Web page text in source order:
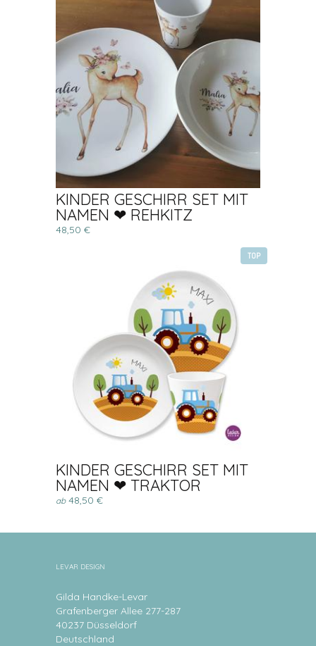
KINDER GESCHIRR SET MIT
NAMEN ❤ REHKITZ
48,50 €
TOP
KINDER GESCHIRR SET MIT
NAMEN ❤ TRAKTOR
ab48,50 €
LEVAR DESIGN
Gilda Handke-Levar
Grafenberger Allee 277-287
40237 Düsseldorf
Deutschland